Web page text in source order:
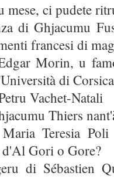
mese, ci pudete
di Ghjacumu
francesi di
Morin, u
di
Vachet-Natali
Thiers
Teresia Poli
Gori o Gore?
di Sébastien